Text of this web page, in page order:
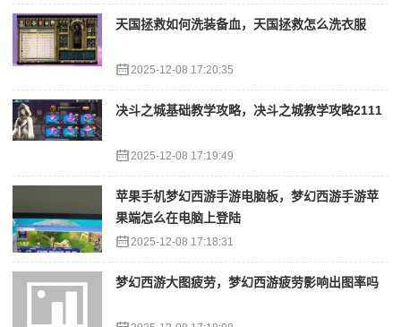
天国拯救如何洗装备血，天国拯救怎么洗衣服
2025-12-08 17:20:35
决斗之城基础教学攻略，决斗之城教学攻略2111
2025-12-08 17:19:49
苹果手机梦幻西游手游电脑板，梦幻西游手游苹
果端怎么在电脑上登陆
2025-12-08 17:18:31
梦幻西游大图疲劳，梦幻西游疲劳影响出图率吗